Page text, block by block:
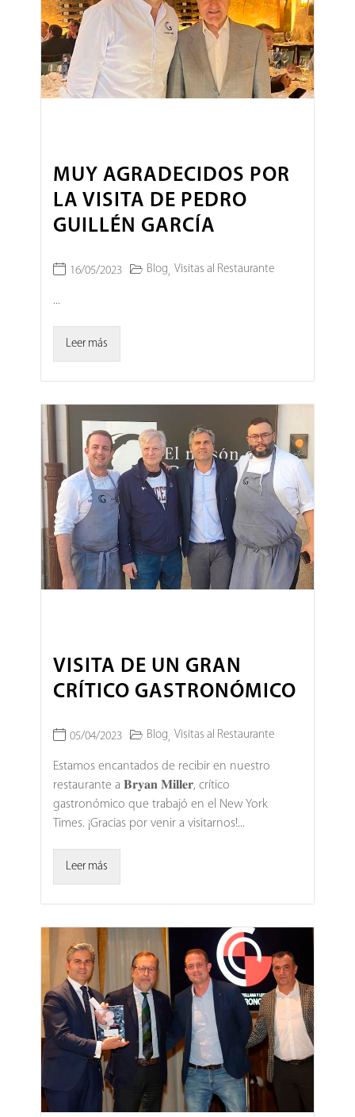
MUY AGRADECIDOS POR
LA VISITA DE PEDRO
GUILLÉN GARCÍA
16/05/2023 Blog, Visitas al Restaurante
...
Leer más
VISITA DE UN GRAN
CRÍTICO GASTRONÓMICO
05/04/2023 Blog, Visitas al Restaurante
Estamos encantados de recibir en nuestro
restaurante a 𝐁𝐫𝐲𝐚𝐧 𝐌𝐢𝐥𝐥𝐞𝐫, crítico
gastronómico que trabajó en el New York
Times. ¡Gracias por venir a visitarnos!...
Leer más